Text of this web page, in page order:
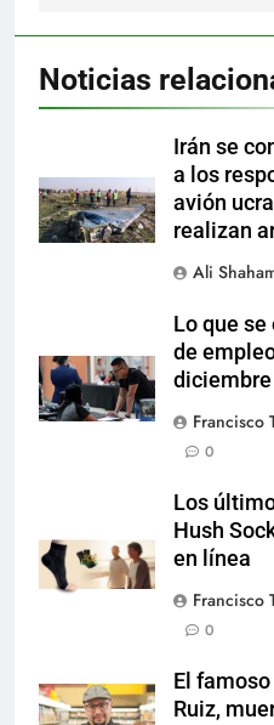
Noticias
Irán se
a los
avión
realizan
Ali
Lo que
de
diciembre
Francisco
0
Los
Hush
en línea
Francisco
0
El
Ruiz,